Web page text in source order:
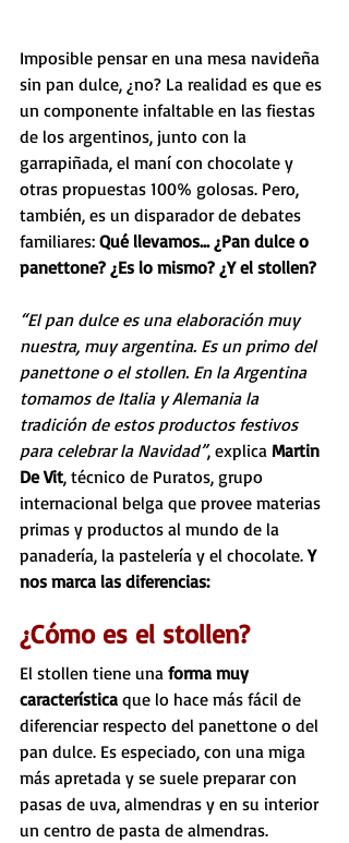
Imposible pensar en una mesa navideña
sin pan dulce, ¿no? La realidad es que es
un componente infaltable en las fiestas
de los argentinos, junto con la
garrapiñada, el maní con chocolate y
otras propuestas 100% golosas. Pero,
también, es un disparador de debates
familiares: Qué llevamos... ¿Pan dulce o
panettone? ¿Es lo mismo? ¿Y el stollen?
“El pan dulce es una elaboración muy
nuestra, muy argentina. Es un primo del
panettone o el stollen. En la Argentina
tomamos de Italia y Alemania la
tradición de estos productos festivos
para celebrar la Navidad”, explica Martin
De Vit, técnico de Puratos, grupo
internacional belga que provee materias
primas y productos al mundo de la
panadería, la pastelería y el chocolate. Y
nos marca las diferencias:
¿Cómo es el stollen?
El stollen tiene una forma muy
característica que lo hace más fácil de
diferenciar respecto del panettone o del
pan dulce. Es especiado, con una miga
más apretada y se suele preparar con
pasas de uva, almendras y en su interior
un centro de pasta de almendras.